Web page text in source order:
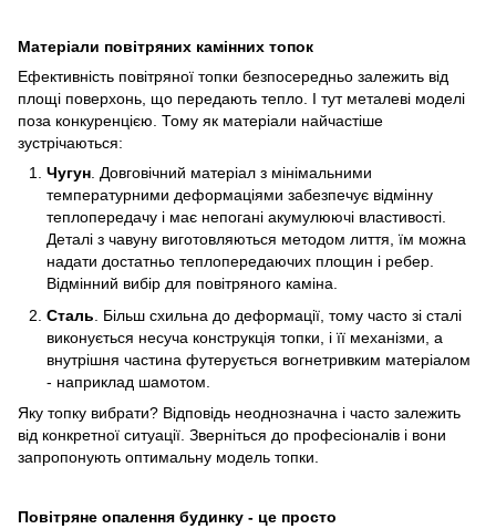
Матеріали повітряних камінних топок
Ефективність повітряної топки безпосередньо залежить від
площі поверхонь, що передають тепло. І тут металеві моделі
поза конкуренцією. Тому як матеріали найчастіше
зустрічаються:
Чугун. Довговічний матеріал з мінімальними
температурними деформаціями забезпечує відмінну
теплопередачу і має непогані акумулюючі властивості.
Деталі з чавуну виготовляються методом лиття, їм можна
надати достатньо теплопередаючих площин і ребер.
Відмінний вибір для повітряного каміна.
Сталь . Більш схильна до деформації, тому часто зі сталі
виконується несуча конструкція топки, і її механізми, а
внутрішня частина футерується вогнетривким матеріалом
- наприклад шамотом.
Яку топку вибрати? Відповідь неоднозначна і часто залежить
від конкретної ситуації. Зверніться до професіоналів і вони
запропонують оптимальну модель топки.
Повітряне опалення будинку - це просто